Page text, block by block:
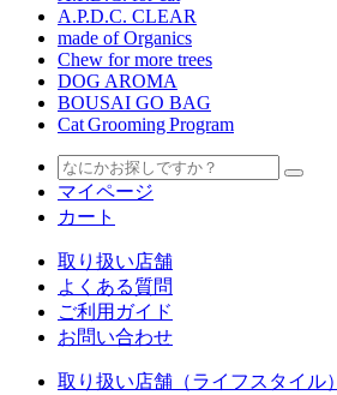
A.P.D.C. CLEAR
made of Organics
Chew for more trees
DOG AROMA
BOUSAI GO BAG
Cat Grooming Program
マイページ
カート
取り扱い店舗
よくある質問
ご利用ガイド
お問い合わせ
取り扱い店舗（ライフスタイル）